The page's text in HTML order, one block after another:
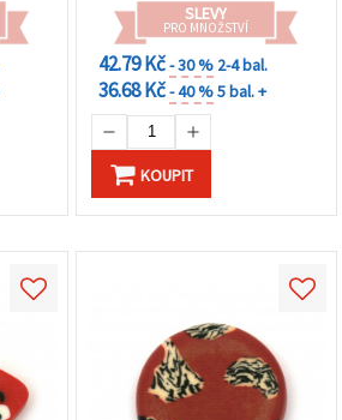
SLEVY
PRO MNOŽSTVÍ
42.79 Kč- 30 % 2-4 bal.
36.68 Kč- 40 %5 bal. +
KOUPIT